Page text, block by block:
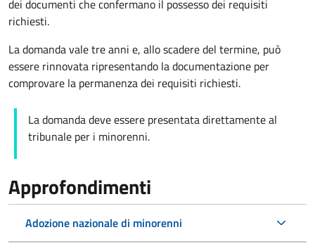
dei documenti che confermano il possesso dei requisiti
richiesti.
La domanda vale tre anni e, allo scadere del termine, può
essere rinnovata ripresentando la documentazione per
comprovare la permanenza dei requisiti richiesti.
La domanda deve essere presentata direttamente al
tribunale per i minorenni.
Approfondimenti
Adozione nazionale di minorenni